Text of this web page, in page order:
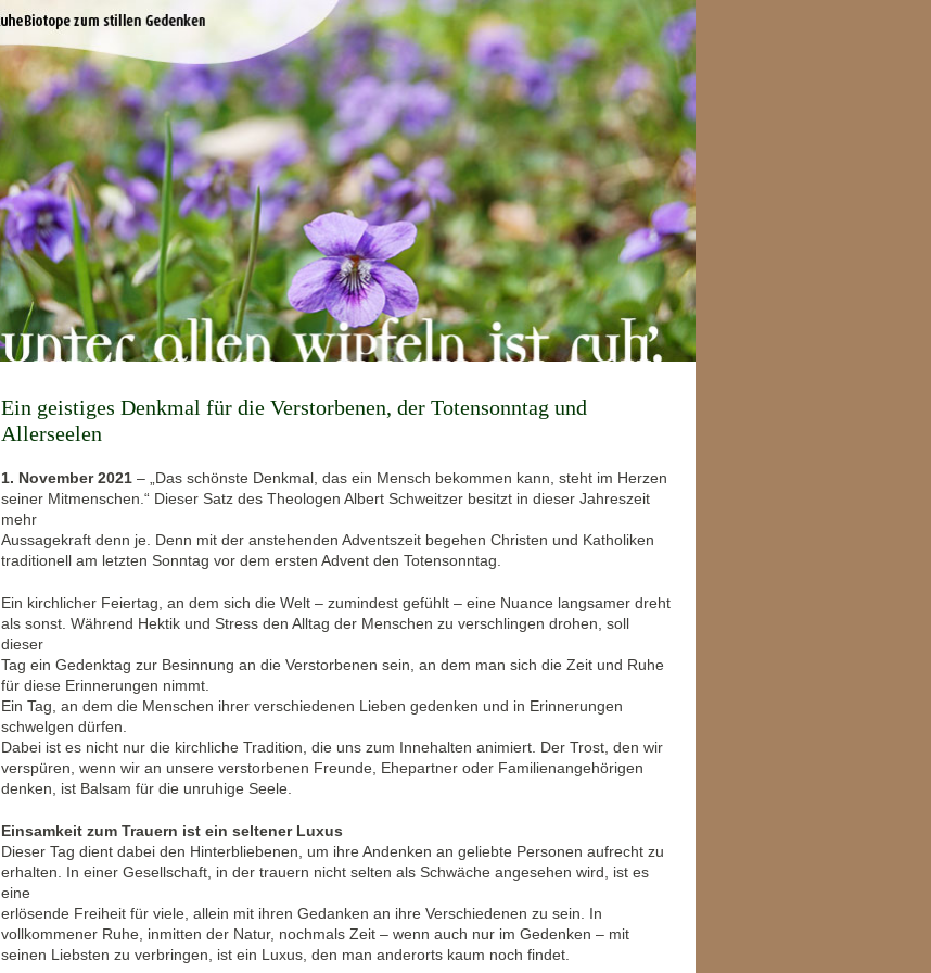
Ein geistiges Denkmal für die Verstorbenen, der Totensonntag und
Allerseelen
1. November 2021 – „Das schönste Denkmal, das ein Mensch bekommen kann, steht im Herzen
seiner Mitmenschen.“ Dieser Satz des Theologen Albert Schweitzer besitzt in dieser Jahreszeit
mehr
Aussagekraft denn je. Denn mit der anstehenden Adventszeit begehen Christen und Katholiken
traditionell am letzten Sonntag vor dem ersten Advent den Totensonntag.
Ein kirchlicher Feiertag, an dem sich die Welt – zumindest gefühlt – eine Nuance langsamer dreht
als sonst. Während Hektik und Stress den Alltag der Menschen zu verschlingen drohen, soll
dieser
Tag ein Gedenktag zur Besinnung an die Verstorbenen sein, an dem man sich die Zeit und Ruhe
für diese Erinnerungen nimmt.
Ein Tag, an dem die Menschen ihrer verschiedenen Lieben gedenken und in Erinnerungen
schwelgen dürfen.
Dabei ist es nicht nur die kirchliche Tradition, die uns zum Innehalten animiert. Der Trost, den wir
verspüren, wenn wir an unsere verstorbenen Freunde, Ehepartner oder Familienangehörigen
denken, ist Balsam für die unruhige Seele.
Einsamkeit zum Trauern ist ein seltener Luxus
Dieser Tag dient dabei den Hinterbliebenen, um ihre Andenken an geliebte Personen aufrecht zu
erhalten. In einer Gesellschaft, in der trauern nicht selten als Schwäche angesehen wird, ist es
eine
erlösende Freiheit für viele, allein mit ihren Gedanken an ihre Verschiedenen zu sein. In
vollkommener Ruhe, inmitten der Natur, nochmals Zeit – wenn auch nur im Gedenken – mit
seinen Liebsten zu verbringen, ist ein Luxus, den man anderorts kaum noch findet.